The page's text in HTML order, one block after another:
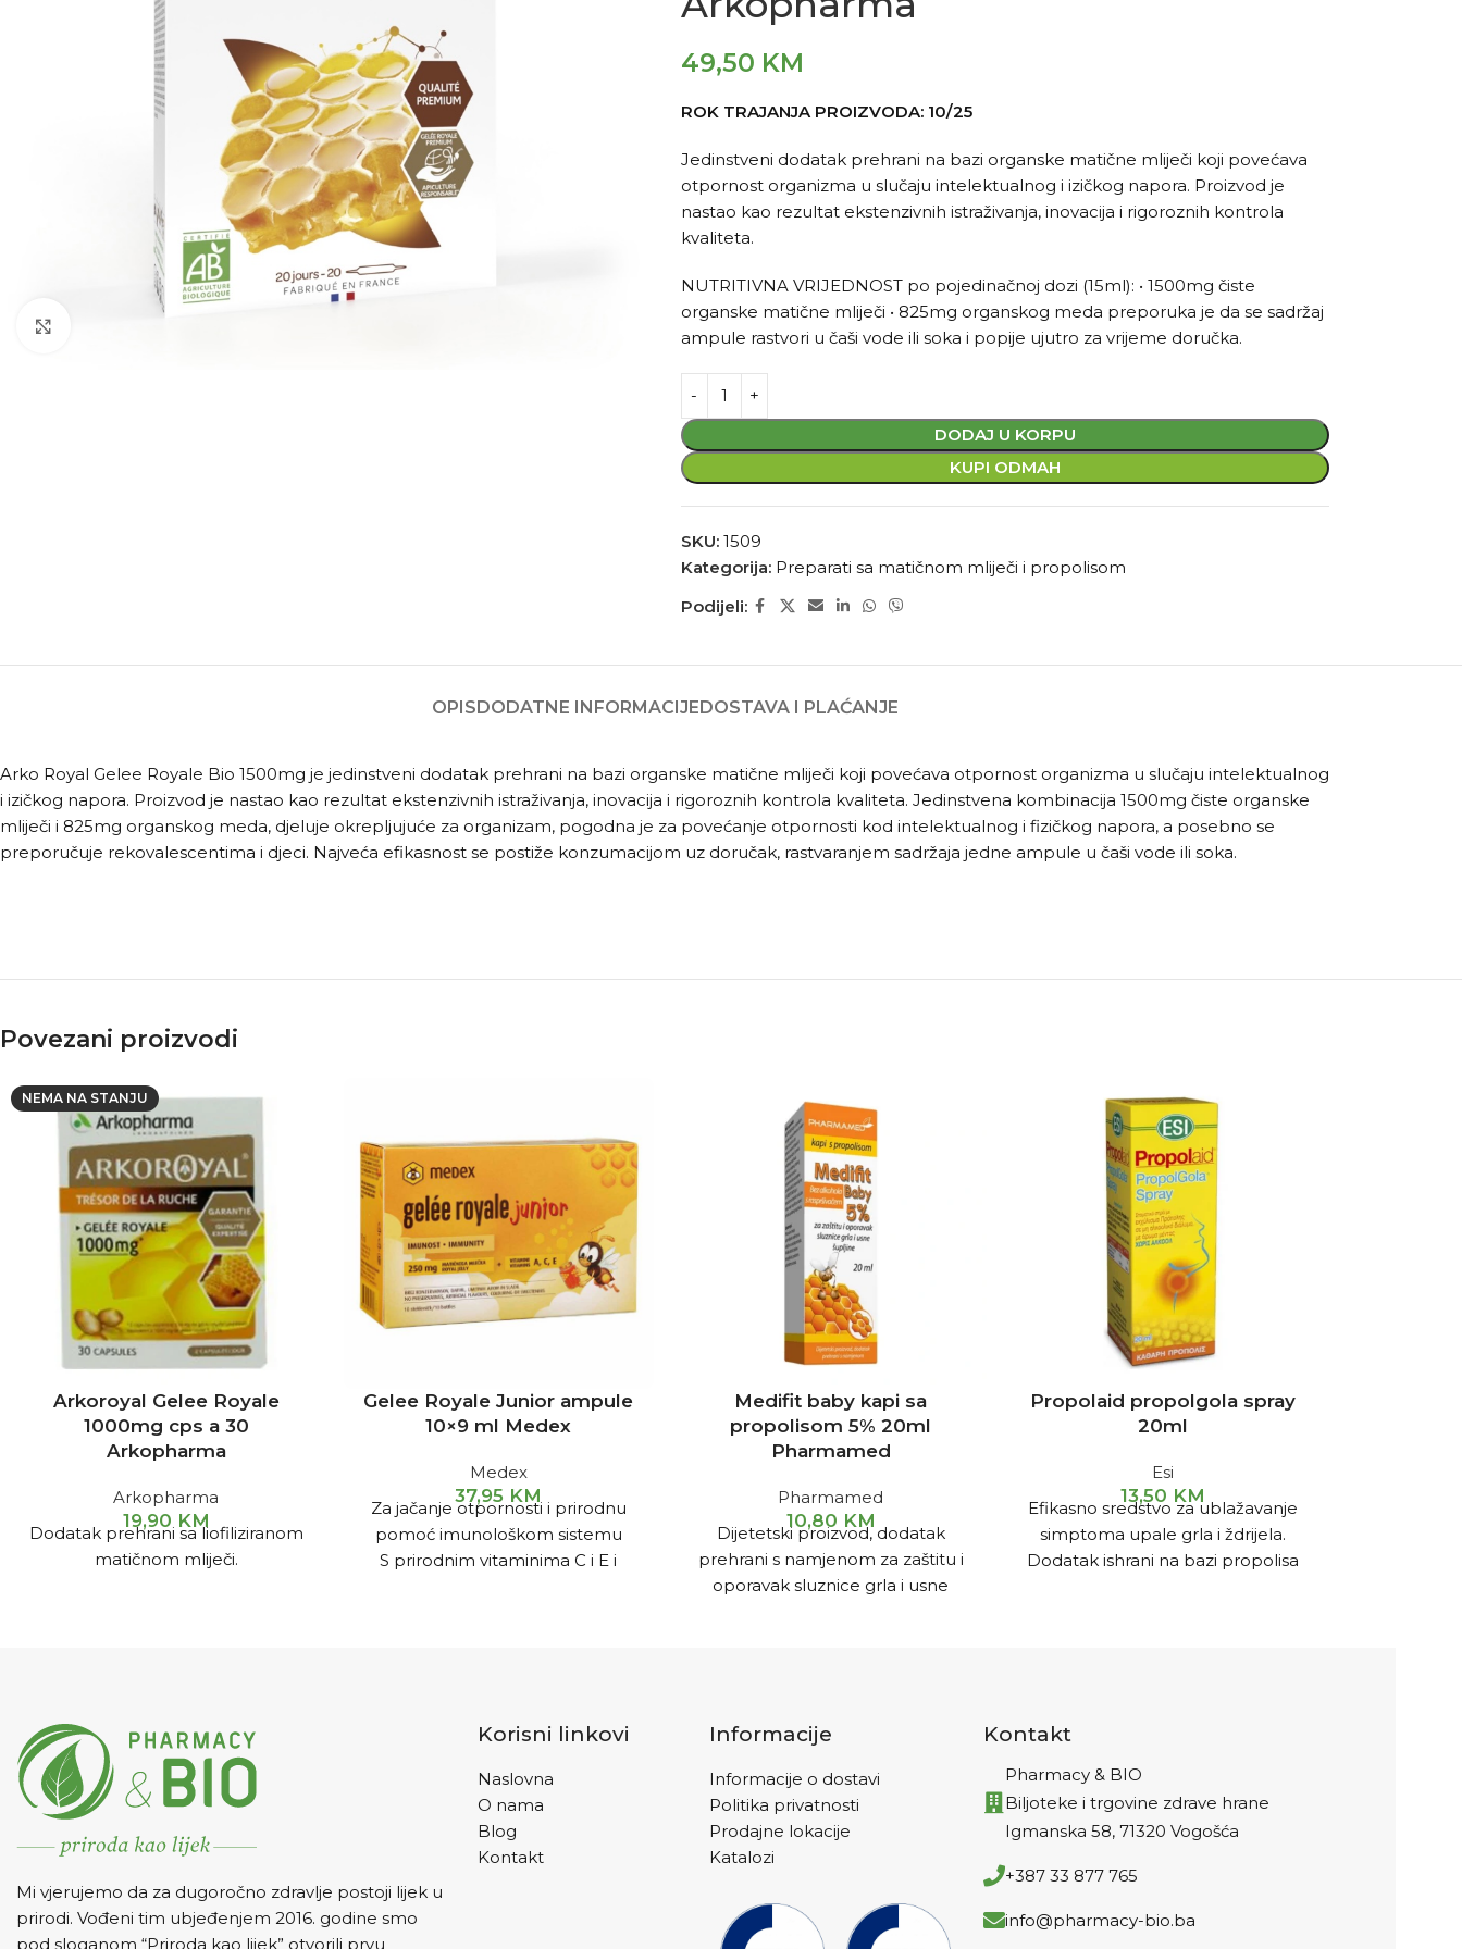
49,50 KM
ROK TRAJANJA PROIZVODA: 10/25
Jedinstveni dodatak prehrani na bazi organske matične mliječi koji povećava
otpornost organizma u slučaju intelektualnog i izičkog napora. Proizvod je
nastao kao rezultat ekstenzivnih istraživanja, inovacija i rigoroznih kontrola
kvaliteta.
NUTRITIVNA VRIJEDNOST po pojedinačnoj dozi (15ml): • 1500mg čiste
organske matične mliječi • 825mg organskog meda preporuka je da se sadržaj
ampule rastvori u čaši vode ili soka i popije ujutro za vrijeme doručka.
DODAJ U KORPU
KUPI ODMAH
SKU: 1509
Kategorija: Preparati sa matičnom mliječi i propolisom
Podijeli:
OPISDODATNE INFORMACIJEDOSTAVA I PLAĆANJE
Arko Royal Gelee Royale Bio 1500mg je jedinstveni dodatak prehrani na bazi organske matične mliječi koji povećava otpornost organizma u slučaju intelektualnog
i izičkog napora. Proizvod je nastao kao rezultat ekstenzivnih istraživanja, inovacija i rigoroznih kontrola kvaliteta. Jedinstvena kombinacija 1500mg čiste organske
mliječi i 825mg organskog meda, djeluje okrepljujuće za organizam, pogodna je za povećanje otpornosti kod intelektualnog i fizičkog napora, a posebno se
preporučuje rekovalescentima i djeci. Najveća efikasnost se postiže konzumacijom uz doručak, rastvaranjem sadržaja jedne ampule u čaši vode ili soka.
Povezani proizvodi
NEMA NA STANJU
Arkoroyal Gelee Royale
1000mg cps a 30
Arkopharma
Arkopharma
19,90 KM
Dodatak prehrani sa liofiliziranom
matičnom mliječi.
Gelee Royale Junior ampule
10×9 ml Medex
Medex
37,95 KM
Za jačanje otpornosti i prirodnu
pomoć imunološkom sistemu
S prirodnim vitaminima C i E i
Medifit baby kapi sa
propolisom 5% 20ml
Pharmamed
Pharmamed
10,80 KM
Dijetetski proizvod, dodatak
prehrani s namjenom za zaštitu i
oporavak sluznice grla i usne
Propolaid propolgola spray
20ml
Esi
13,50 KM
Efikasno sredstvo za ublažavanje
simptoma upale grla i ždrijela.
Dodatak ishrani na bazi propolisa
Mi vjerujemo da za dugoročno zdravlje postoji lijek u
prirodi. Vođeni tim ubjeđenjem 2016. godine smo
pod sloganom “Priroda kao lijek” otvorili prvu
Korisni linkovi
Naslovna
O nama
Blog
Kontakt
Informacije
Informacije o dostavi
Politika privatnosti
Prodajne lokacije
Katalozi
Kontakt
Pharmacy & BIO
Biljoteke i trgovine zdrave hrane
Igmanska 58, 71320 Vogošća
+387 33 877 765
info@pharmacy-bio.ba